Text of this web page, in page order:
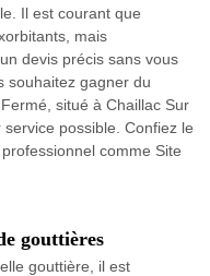
Il est courant que
mais
devis précis sans vous
souhaitez gagner du
situé à Chaillac Sur
possible. Confiez le
comme Site
gouttières
gouttière, il est